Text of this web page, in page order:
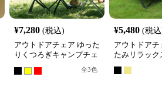
¥7,280 (税込)
アウトドアチェア ゆった
りくつろぎキャンプチェ
全3色
¥5,480 (税
アウトドアチ
たみリラック